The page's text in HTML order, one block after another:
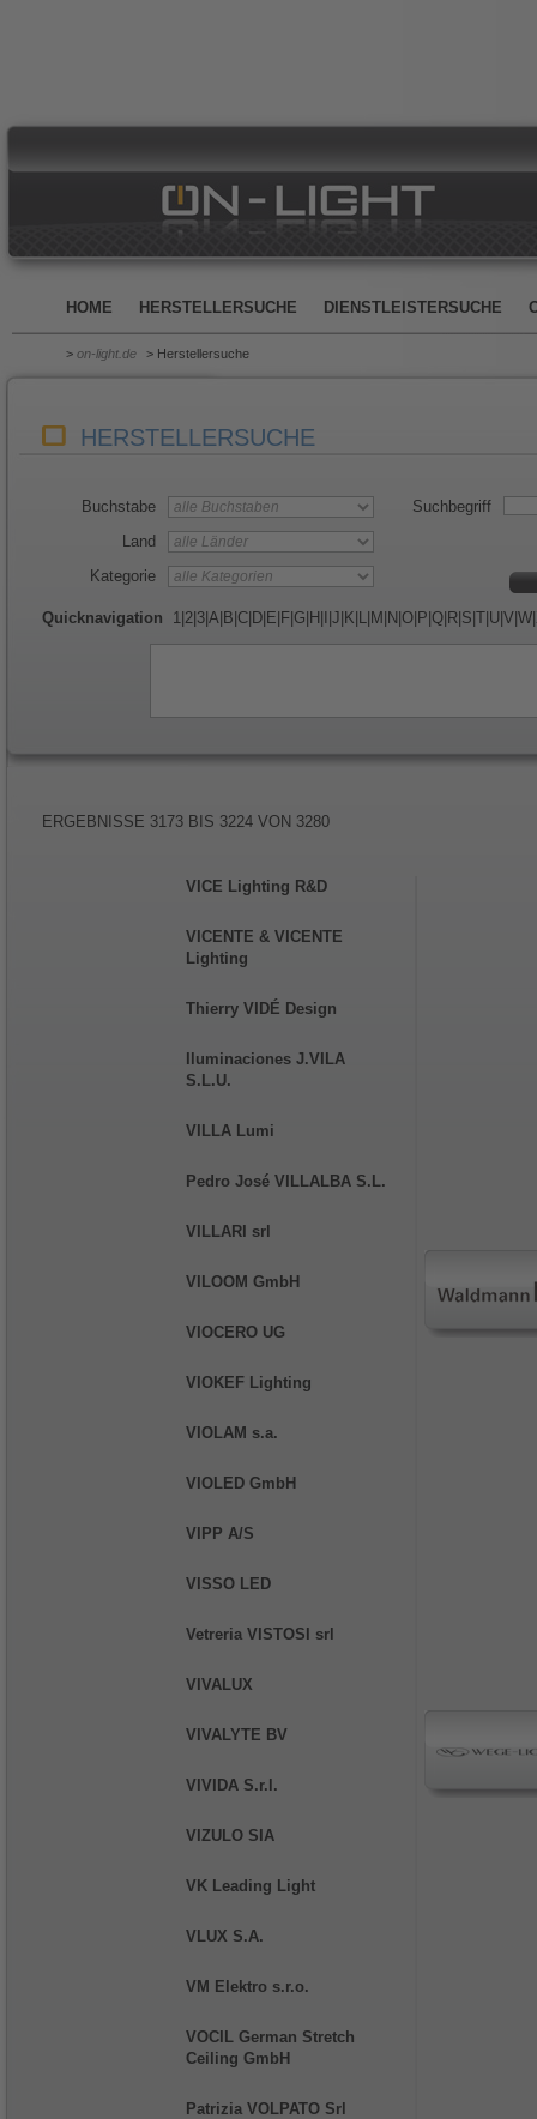
HOME HERSTELLERSUCHE DIENSTLEISTERSUCHE
> on-light.de > Herstellersuche
HERSTELLERSUCHE
Buchstabe
Land
Kategorie
Suchbegriff
Quicknavigation 1 2 3 A B C D E F G H J K L M N O P Q R S T U V W
ERGEBNISSE 3173 BIS 3224 VON 3280
VICE Lighting R&D
VICENTE & VICENTE
Lighting
Thierry VIDÉ Design
Iluminaciones J.VILA
S.L.U.
VILLA Lumi
Pedro José VILLALBA S.L.
VILLARI srl
VILOOM GmbH
VIOCERO UG
VIOKEF Lighting
VIOLAM s.a.
VIOLED GmbH
VIPP A/S
VISSO LED
Vetreria VISTOSI srl
VIVALUX
VIVALYTE BV
VIVIDA S.r.l.
VIZULO SIA
VK Leading Light
VLUX S.A.
VM Elektro s.r.o.
VOCIL German Stretch
Ceiling GmbH
Patrizia VOLPATO Srl